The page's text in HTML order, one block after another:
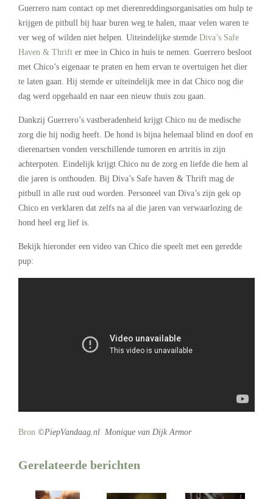
Guerrero nam contact op met dierenreddingsorganisaties om hulp te
krijgen de pitbull bij haar buren weg te halen, maar velen waren te
ver weg of wilden niet helpen. Uiteindelijke stemde Diva’s Safe
Haven & Thrift er mee in Chico in huis te nemen. Guerrero besloot
met Chico’s eigenaar te praten en hem ervan te overtuigen het dier
te laten gaan. Hij stemde er uiteindelijk mee in dat Chico nog die
dag werd opgehaald en naar een nieuw thuis zou gaan.
Dankzij Guerrero’s vastberadenheid krijgt Chico nu de medische
zorg die hij nodig heeft. De hond is bijna helemaal blind en doof en
dierenartsen vonden verschillende tumoren en artritis in zijn
achterpoten. Eindelijk krijgt Chico nu de zorg en liefde die hem al
die jaren is onthouden. Bij Diva’s Safe haven & Thrift mag de
pitbull in alle rust oud worden. Personeel van Diva’s zijn gek op
Chico en verklaren dat zelfs na al die jaren van verwaarlozing de
hond heel erg lief is.
Bekijk hieronder een video van Chico die speelt met een geredde
pup:
Bron ©PiepVandaag.nl Monique van Dijk Armor
Gerelateerde berichten